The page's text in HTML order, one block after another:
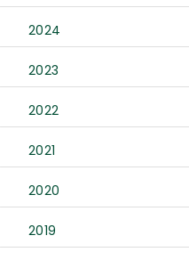
2024
2023
2022
2021
2020
2019